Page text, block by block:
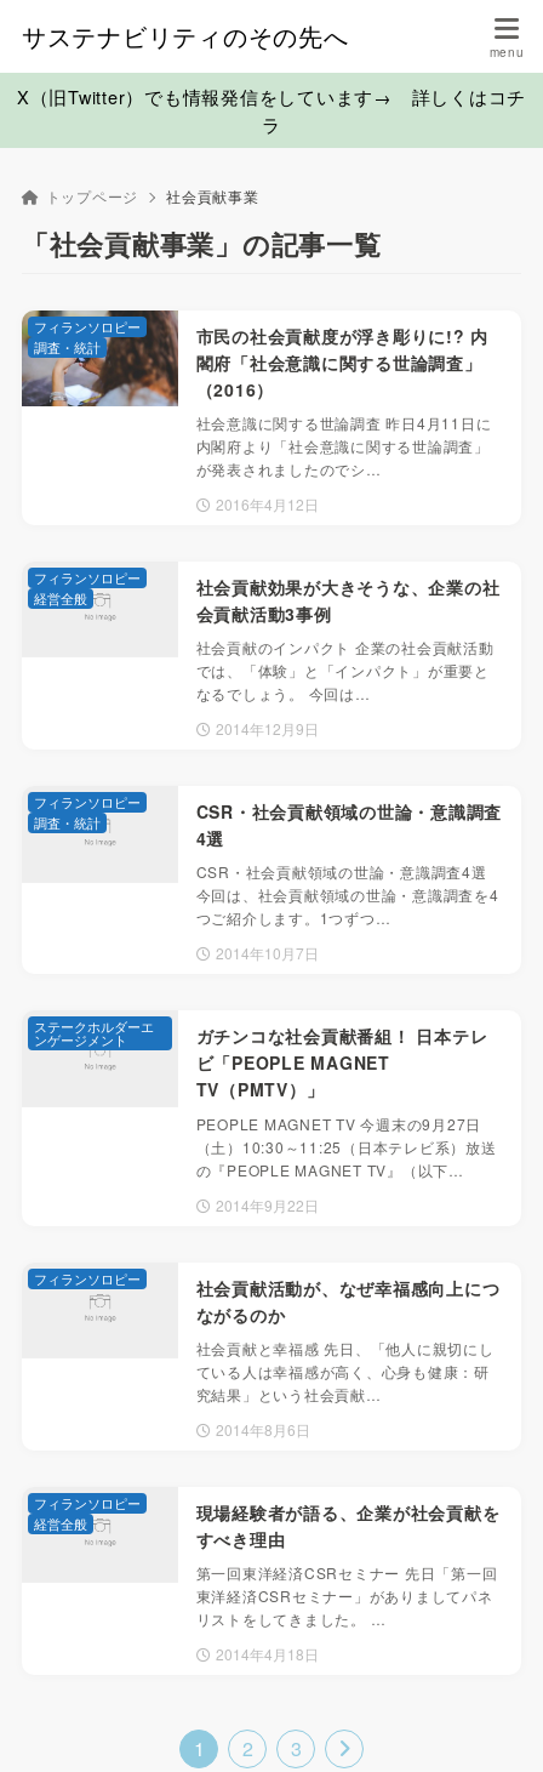
サステナビリティのその先へ
X（旧Twitter）でも情報発信をしています→ 詳しくはコチ
ラ
トップページ 社会貢献事業
「社会貢献事業」の記事一覧
市民の社会貢献度が浮き彫りに!? 内
閣府「社会意識に関する世論調査」
（2016）
社会意識に関する世論調査 昨日4月11日に
内閣府より「社会意識に関する世論調査」
が発表されましたのでシ…
2016年4月12日
フィランソロピー
調査・統計
社会貢献効果が大きそうな、企業の社
会貢献活動3事例
社会貢献のインパクト 企業の社会貢献活動
では、「体験」と「インパクト」が重要と
なるでしょう。 今回は…
2014年12月9日
フィランソロピー
経営全般
CSR・社会貢献領域の世論・意識調査
4選
CSR・社会貢献領域の世論・意識調査4選
今回は、社会貢献領域の世論・意識調査を4
つご紹介します。1つずつ…
2014年10月7日
フィランソロピー
調査・統計
ガチンコな社会貢献番組！ 日本テレ
ビ「PEOPLE MAGNET
TV（PMTV）」
PEOPLE MAGNET TV 今週末の9月27日
（土）10:30～11:25（日本テレビ系）放送
の『PEOPLE MAGNET TV』（以下…
2014年9月22日
ステークホルダーエ
ンゲージメント
社会貢献活動が、なぜ幸福感向上につ
ながるのか
社会貢献と幸福感 先日、「他人に親切にし
ている人は幸福感が高く、心身も健康：研
究結果」という社会貢献…
2014年8月6日
フィランソロピー
現場経験者が語る、企業が社会貢献を
すべき理由
第一回東洋経済CSRセミナー 先日「第一回
東洋経済CSRセミナー」がありましてパネ
リストをしてきました。 …
2014年4月18日
フィランソロピー
経営全般
1 2 3